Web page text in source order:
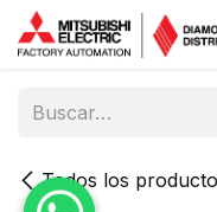
Ir al contenido
Todos los